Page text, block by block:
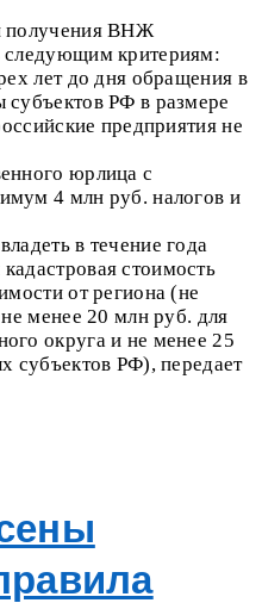
получения ВНЖ
следующим критериям:
лет до дня обращения в
субъектов РФ в размере
предприятия не
юрлица с
4 млн руб. налогов и
в течение года
стоимость
от региона (не
менее 20 млн руб. для
округа и не менее 25
субъектов РФ), передает